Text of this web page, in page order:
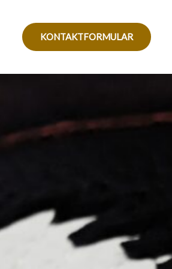
KONTAKTFORMULAR